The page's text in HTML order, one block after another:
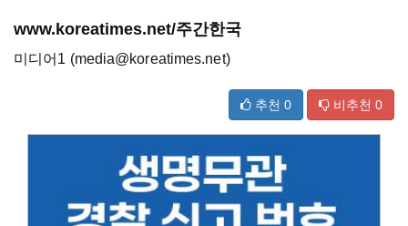
www.koreatimes.net/주간한국
미디어1 (media@koreatimes.net)
추천 0 비추천 0